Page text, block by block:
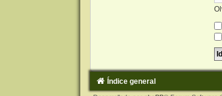
Índice general